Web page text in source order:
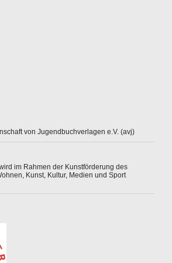
von Jugendbuchverlagen e.V. (avj)
im Rahmen der Kunstförderung des
Kunst, Kultur, Medien und Sport